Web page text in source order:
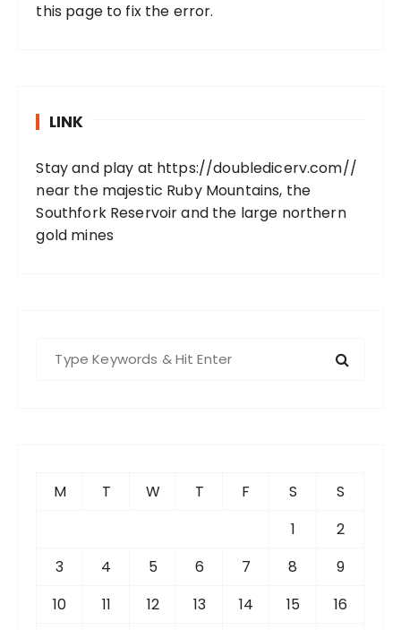
this page to fix the error.
LINK
Stay and play at https://doubledicerv.com//
near the majestic Ruby Mountains, the
Southfork Reservoir and the large northern
gold mines
M T W T F S
S
1
2
3
4 5 6 7 8
9
10
11 12 13 14 15
16